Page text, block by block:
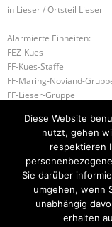
in Lieser / Ortsteil Lieser
Alarmierte Einheiten:
FEZ-Kues
FF-Kues-Staffel
FF-Maring-Noviand-
FF-Lieser-Gruppe
BeKu WL
B-2 BRAND 2
Diese Website
nutzt, gehen
respektieren
Sie darüber
umgehen, wenn
unabhängig
erhalten